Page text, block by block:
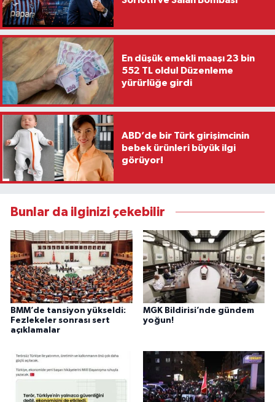
En düşük emekli maaşı 23 bin
552 TL oldu! Düzenleme
yürürlüğe girdi
ABD’de bir Türk girişimcinin
bebek ürünleri büyük ilgi
görüyor!
Bunlar da ilginizi çekebilir
BMM’de tansiyon yükseldi:
Fezlekeler sonrası sert
açıklamalar
MGK Bildirisi’nde gündem
yoğun!